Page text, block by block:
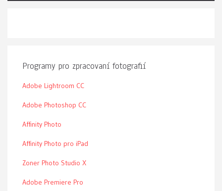
Programy pro zpracovaní fotografií
Adobe Lightroom CC
Adobe Photoshop CC
Affinity Photo
Affinity Photo pro iPad
Zoner Photo Studio X
Adobe Premiere Pro